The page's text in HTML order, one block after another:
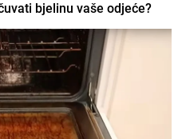
bjelinu vaše odjeće?